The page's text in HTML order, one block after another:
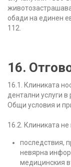
обади на единен
112.
16.
16.1. Клиниката
дентални услуги
Общи условия и
16.2. Клиниката не
последствия,
невярна
медицинския